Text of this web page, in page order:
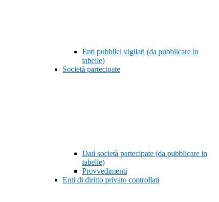
Enti pubblici vigilati (da pubblicare in
tabelle)
Società partecipate
Dati società partecipate (da pubblicare in
tabelle)
Provvedimenti
Enti di diritto privato controllati